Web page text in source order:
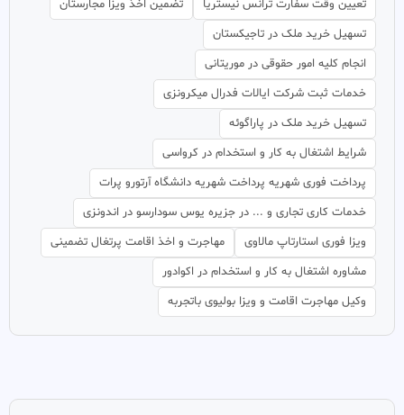
تعیین وقت سفارت ترانس نیستریا
تضمین اخذ ویزا مجارستان
تسهیل خرید ملک در تاجیکستان
انجام کلیه امور حقوقی در موریتانی
خدمات ثبت شرکت ایالات فدرال میکرونزی
تسهیل خرید ملک در پاراگوئه
شرایط اشتغال به کار و استخدام در کرواسی
پرداخت فوری شهریه پرداخت شهریه دانشگاه آرتورو پرات
خدمات کاری تجاری و ... در جزیره یوس سودارسو در اندونزی
ویزا فوری استارتاپ مالاوی
مهاجرت و اخذ اقامت پرتغال تضمینی
مشاوره اشتغال به کار و استخدام در اکوادور
وکیل مهاجرت اقامت و ویزا بولیوی باتجربه